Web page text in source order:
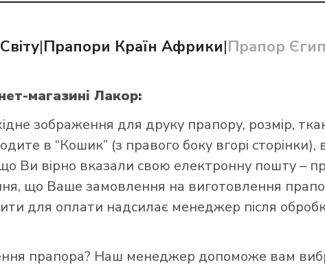
|Прапори Країн Африки|Прапор
магазині Лакор:
зображення для друку прапору, розмір,
в “Кошик” (з правого боку вгорі сторінки),
Ви вірно вказали свою електронну пошту –
що Ваше замовлення на виготовлення
для оплати надсилає менеджер після
прапора? Наш менеджер допоможе вам